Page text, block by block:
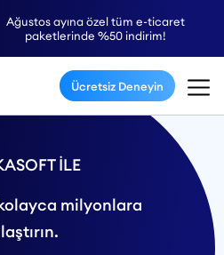
Ağustos ayına özel tüm e-ticaret
paketlerinde %50 indirim!
Ücretsiz Deneyin
İLE
milyonlara